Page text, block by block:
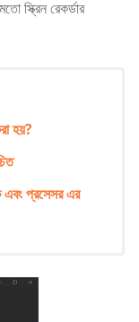
স্ক্রিন রেকর্ডার
হয়?
প্রসেসর এর